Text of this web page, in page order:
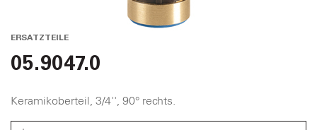
ERSATZTEILE
05.9047.0
Keramikoberteil, 3/4'', 90° rechts.